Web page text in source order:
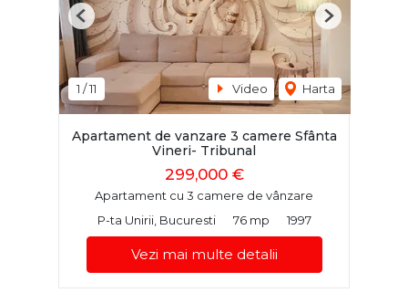
1 /11 Video Harta
Previous Next
Apartament de vanzare 3 camere Sfânta
Vineri- Tribunal
299,000 €
Apartament cu 3 camere de vânzare
P-ta Unirii, Bucuresti
76 mp 1997
Vezi mai multe detalii